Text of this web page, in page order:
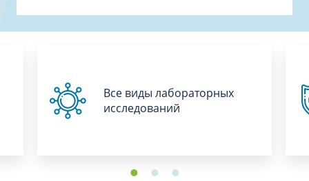
Все виды лабораторных
исследований